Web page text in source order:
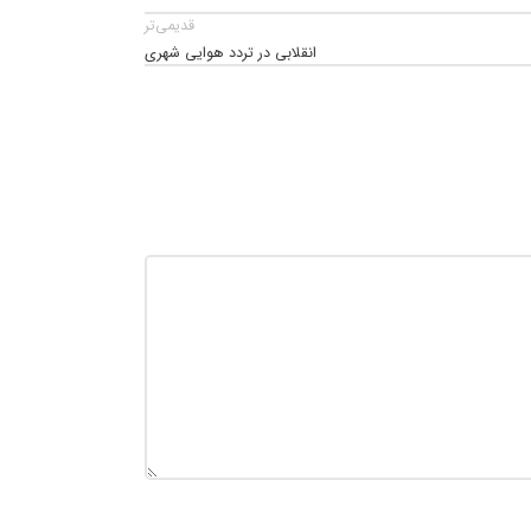
قدیمی‌تر
انقلابی در تردد هوایی شهری